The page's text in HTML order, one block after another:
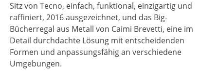
Sitz von Tecno, einfach, funktional, einzigartig und
raffiniert, 2016 ausgezeichnet, und das Big-
Bücherregal aus Metall von Caimi Brevetti, eine im
Detail durchdachte Lösung mit entscheidenden
Formen und anpassungsfähig an verschiedene
Umgebungen.